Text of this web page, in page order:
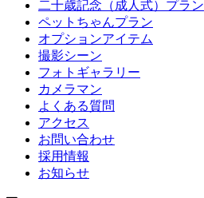
二十歳記念（成人式）プラン
ペットちゃんプラン
オプションアイテム
撮影シーン
フォトギャラリー
カメラマン
よくある質問
アクセス
お問い合わせ
採用情報
お知らせ